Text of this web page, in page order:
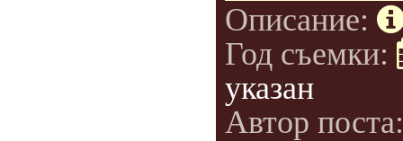
Описание:
Год съемки:
указан
Автор